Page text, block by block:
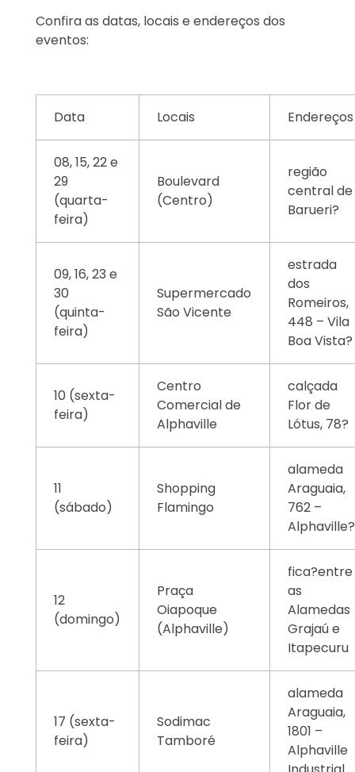
Confira as datas, locais e endereços dos
eventos:
Data Locais Endereços
08, 15, 22 e
29
(quarta-
feira)
Boulevard
(Centro)
região
central de
Barueri?
09, 16, 23 e
30
(quinta-
feira)
Supermercado
São Vicente
estrada
dos
Romeiros,
448 – Vila
Boa Vista?
10 (sexta-
feira)
Centro
Comercial de
Alphaville
calçada
Flor de
Lótus, 78?
11
(sábado)
Shopping
Flamingo
alameda
Araguaia,
762 –
Alphaville?
12
(domingo)
Praça
Oiapoque
(Alphaville)
fica?entre
as
Alamedas
Grajaú e
Itapecuru
17 (sexta-
feira)
Sodimac
Tamboré
alameda
Araguaia,
1801 –
Alphaville